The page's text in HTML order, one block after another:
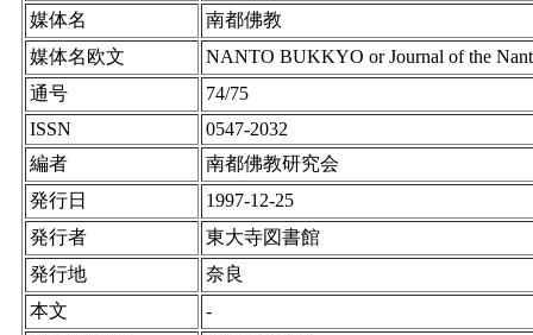
媒体名
南都佛教
媒体名欧文
NANTO BUKKYO or Journal of the
通号
74/75
ISSN
0547-2032
編者
南都佛教研究会
発行日
1997-12-25
発行者
東大寺図書館
発行地
奈良
本文
-